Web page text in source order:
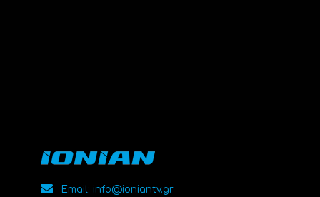
Email: info@ioniantv.gr